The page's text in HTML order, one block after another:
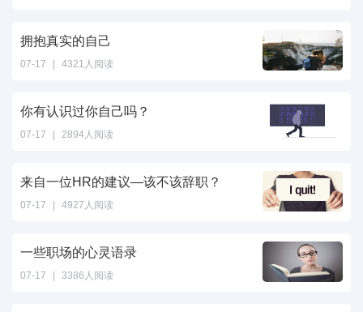
拥抱真实的自己
07-17 | 4321人阅读
你有认识过你自己吗？
07-17 | 2894人阅读
来自一位HR的建议—该不该辞职？
07-17 | 4927人阅读
一些职场的心灵语录
07-17 | 3386人阅读